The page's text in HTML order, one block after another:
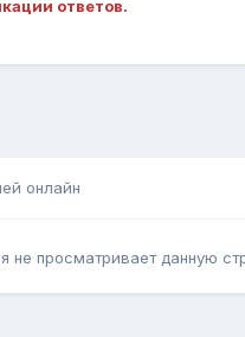
ответов.
онлайн
не просматривает данную